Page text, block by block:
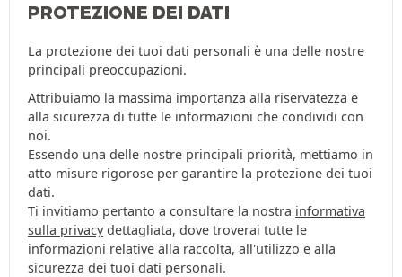
PROTEZIONE DEI DATI
La protezione dei tuoi dati personali è una delle nostre
principali preoccupazioni.
Attribuiamo la massima importanza alla riservatezza e
alla sicurezza di tutte le informazioni che condividi con
noi.
Essendo una delle nostre principali priorità, mettiamo in
atto misure rigorose per garantire la protezione dei tuoi
dati.
Ti invitiamo pertanto a consultare la nostra informativa
sulla privacydettagliata, dove troverai tutte le
informazioni relative alla raccolta, all'utilizzo e alla
sicurezza dei tuoi dati personali.